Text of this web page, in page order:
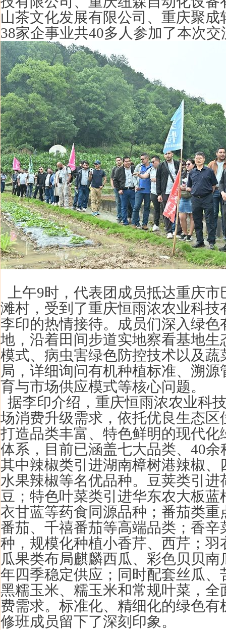
山茶文化发展有限公司、重庆聚成
38家企事业共40多人参加了本次交
上午9时 ， 代表团成员抵达重庆
滩村，受到 了重庆恒雨浓农业科技
李印的热情接待。 成员们深入绿
地，沿着田间步道实地察看基地生
模式、病虫害绿色防控技术以及蔬
局，详细询问有机种植标准、溯
育与市场供应模式等核心问题。
据李印介绍，重庆恒雨浓农业科
场消费升级需求，依托优良生态区
打造品类丰富、特色鲜明的现代化
体系，目前已涵盖七大品类、40
其中辣椒类引进湖南樟树港辣椒、
水果辣椒等名优品种。豆荚类引进
豆；特色叶菜类引进华东农大板蓝
衣甘蓝等药食同源品种；番茄类重
番茄、千禧番茄等高端品类；香辛
种，规模化种植小香芹、西芹；羽
瓜果类布局麒麟西瓜、彩色贝贝
年四季稳定供应；同时配套丝瓜、
黑糯玉米、糯玉米和常规叶菜，全
费需求。标准化、精细化的绿色有
修班成员留下了深刻印象。